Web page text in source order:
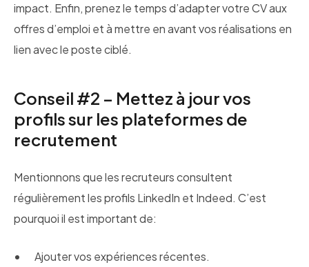
impact. Enfin, prenez le temps d’adapter votre CV aux
offres d’emploi et à mettre en avant vos réalisations en
lien avec le poste ciblé.
Conseil #2 – Mettez à jour vos
profils sur les plateformes de
recrutement
Mentionnons que les recruteurs consultent
régulièrement les profils LinkedIn et Indeed. C’est
pourquoi il est important de:
Ajouter vos expériences récentes.